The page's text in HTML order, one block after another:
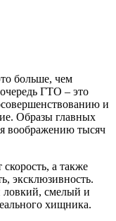
больше, чем
ГТО – это
и
Образы главных
воображению тысяч
а также
эксклюзивность.
смелый и
хищника.